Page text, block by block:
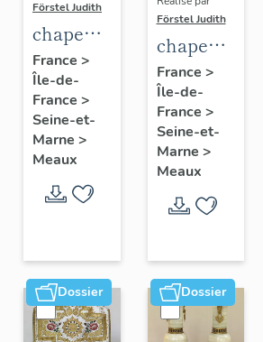
Förstel Judith
chape
blanche
à fleurs
France >
Île-de-
France >
Seine-et-
Marne >
Meaux
Förstel Judith
chape
blanche,
1ere
moitié
du 20e
siècle
France >
Île-de-
France >
Seine-et-
Marne >
Meaux
Dossier Dossier